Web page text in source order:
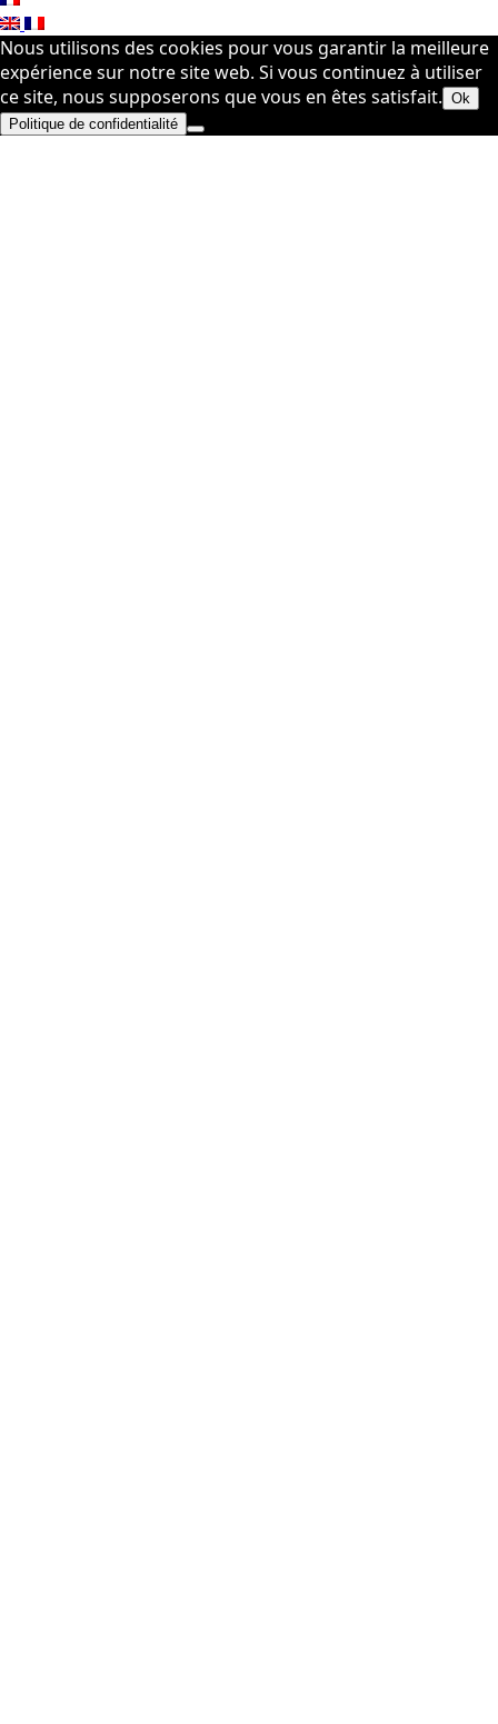
Nous utilisons des cookies pour vous garantir la meilleure
expérience sur notre site web. Si vous continuez à utiliser
ce site, nous supposerons que vous en êtes satisfait. Ok
Politique de confidentialité